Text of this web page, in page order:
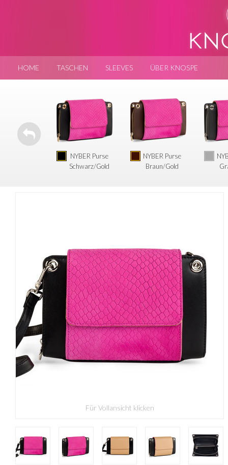
HOME TASCHEN SLEEVES ÜBER KNOSPE
NYBER Purse
Schwarz/Gold
NYBER Purse
Braun/Gold
Für Vollansicht klicken